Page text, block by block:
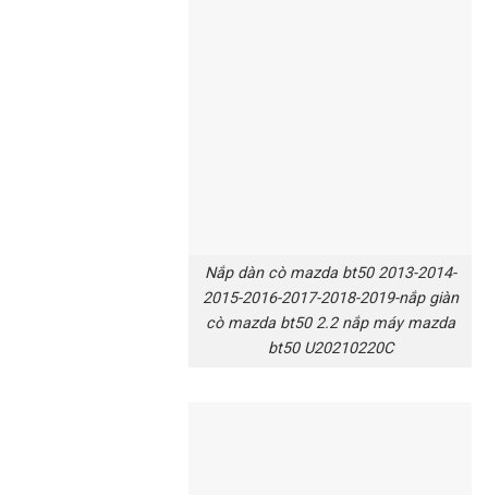
Nắp dàn cò mazda bt50 2013-2014-
2015-2016-2017-2018-2019-nắp giàn
cò mazda bt50 2.2 nắp máy mazda
bt50 U20210220C